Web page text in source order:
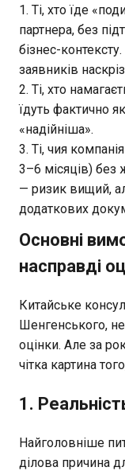
Ті, хто їде
партнера, без
бізнес-
заявників
Ті, хто
їдуть фактично
«надійніша».
Ті, чия
3–6 місяців) без
— ризик вищий,
додаткових
Основні
насправді
Китайське
Шенгенського, не
оцінки. Але за
чітка картина
1.
Найголовніше
ділова причина